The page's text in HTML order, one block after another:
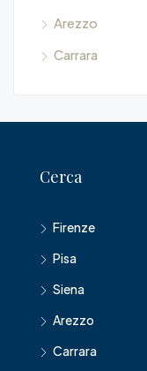
Arezzo
Carrara
Cerca
Firenze
Pisa
Siena
Arezzo
Carrara